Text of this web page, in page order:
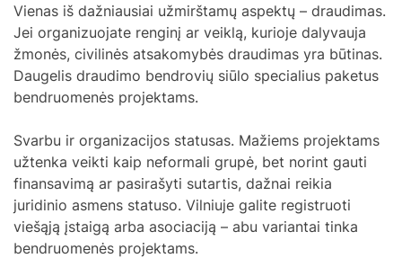
Vienas iš dažniausiai užmirštamų aspektų – draudimas.
Jei organizuojate renginį ar veiklą, kurioje dalyvauja
žmonės, civilinės atsakomybės draudimas yra būtinas.
Daugelis draudimo bendrovių siūlo specialius paketus
bendruomenės projektams.
Svarbu ir organizacijos statusas. Mažiems projektams
užtenka veikti kaip neformali grupė, bet norint gauti
finansavimą ar pasirašyti sutartis, dažnai reikia
juridinio asmens statuso. Vilniuje galite registruoti
viešąją įstaigą arba asociaciją – abu variantai tinka
bendruomenės projektams.